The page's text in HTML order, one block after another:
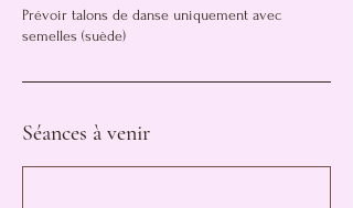
Prévoir talons de danse uniquement avec
semelles (suède)
Séances à venir